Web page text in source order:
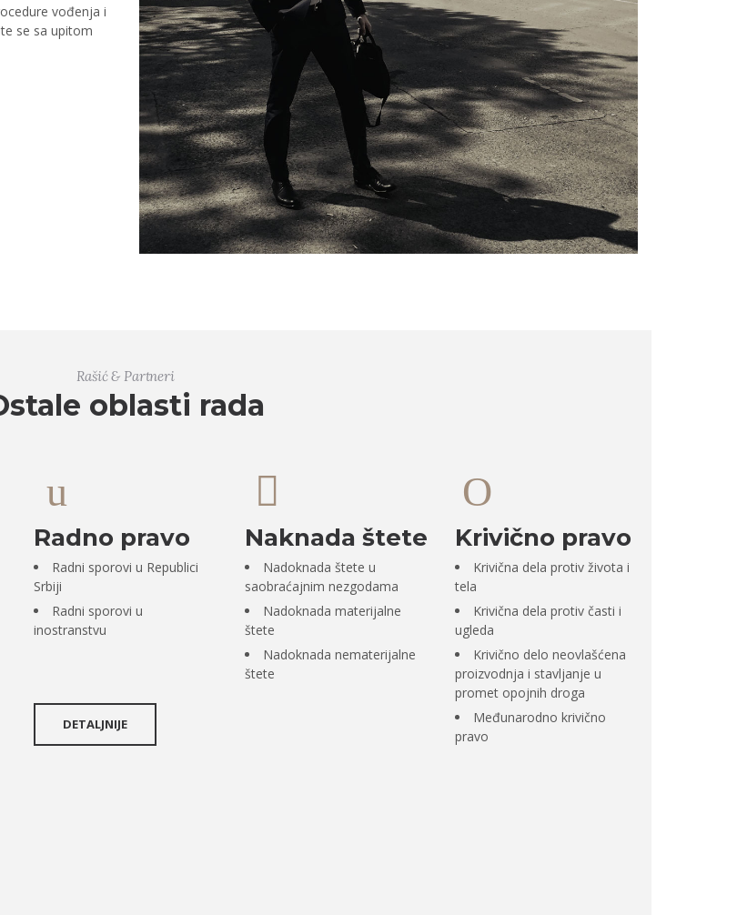
vođenja i
se sa upitom
Rašić & Partneri
oblasti rada
Radno pravo
Radni sporovi u Republici
Srbiji
Radni sporovi u
inostranstvu
DETALJNIJE
Naknada štete
Nadoknada štete u
saobraćajnim nezgodama
Nadoknada materijalne
štete
Nadoknada nematerijalne
štete
Krivično pravo
Krivična dela protiv života i
tela
Krivična dela protiv časti i
ugleda
Krivično delo neovlašćena
proizvodnja i stavljanje u
promet opojnih droga
Međunarodno krivično
pravo